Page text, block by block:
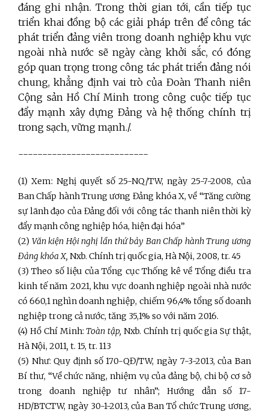
đáng ghi nhận. Trong thời gian tới, cần tiếp tục
triển khai đồng bộ các giải pháp trên để công tác
phát triển đảng viên trong doanh nghiệp khu vực
ngoài nhà nước sẽ ngày càng khởi sắc, có đóng
góp quan trọng trong công tác phát triển đảng nói
chung, khẳng định vai trò của Đoàn Thanh niên
Cộng sản Hồ Chí Minh trong công cuộc tiếp tục
đẩy mạnh xây dựng Đảng và hệ thống chính trị
trong sạch, vững mạnh./.
---------------------------
(1) Xem: Nghị quyết số 25-NQ/TW, ngày 25-7-2008, của
Ban Chấp hành Trung ương Đảng khóa X, về “Tăng cường
sự lãnh đạo của Đảng đối với công tác thanh niên thời kỳ
đẩy mạnh công nghiệp hóa, hiện đại hóa”
(2) Văn kiện Hội nghị lần thứ bảy Ban Chấp hành Trung ương
Đảng khóa X, Nxb. Chính trị quốc gia, Hà Nội, 2008, tr. 45
(3) Theo số liệu của Tổng cục Thống kê về Tổng điều tra
kinh tế năm 2021, khu vực doanh nghiệp ngoài nhà nước
có 660,1 nghìn doanh nghiệp, chiếm 96,4% tổng số doanh
nghiệp trong cả nước, tăng 35,1% so với năm 2016.
(4) Hồ Chí Minh:Toàn tập,Nxb. Chính trị quốc gia Sự thật,
Hà Nội, 2011, t. 15, tr. 113
(5) Như: Quy định số 170-QĐ/TW, ngày 7-3-2013, của Ban
Bí thư, “Về chức năng, nhiệm vụ của đảng bộ, chi bộ cơ sở
trong doanh nghiệp tư nhân”; Hướng dẫn số 17-
HD/BTCTW, ngày 30-1-2013, của Ban Tổ chức Trung ương,